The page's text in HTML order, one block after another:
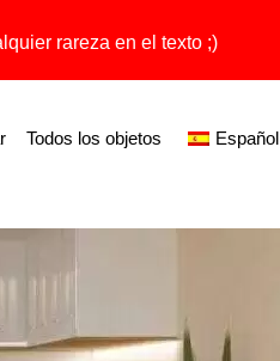
rareza en el texto ;)
Todos los objetos Español